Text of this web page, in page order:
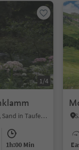
1/4
Caminata di Tures/Kematen, Sand in Taufers/Campo Tures, Ahrntal/Valle Aurina
1h:00 Min